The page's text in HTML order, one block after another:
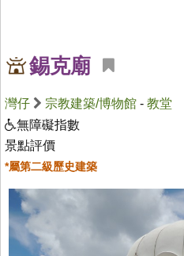
錫克廟
灣仔 宗教建築/博物館 - 教堂
無障礙指數
景點評價
*屬第二級歷史建築